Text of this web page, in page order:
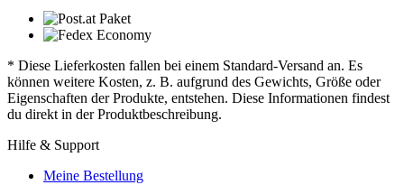
* Diese Lieferkosten fallen bei einem Standard-Versand an. Es
können weitere Kosten, z. B. aufgrund des Gewichts, Größe oder
Eigenschaften der Produkte, entstehen. Diese Informationen findest
du direkt in der Produktbeschreibung.
Hilfe & Support
Meine Bestellung